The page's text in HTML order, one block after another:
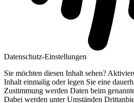
Datenschutz-Einstellungen
Sie möchten diesen Inhalt sehen?
Inhalt einmalig oder legen Sie eine
Zustimmung werden Daten beim
Dabei werden unter Umständen